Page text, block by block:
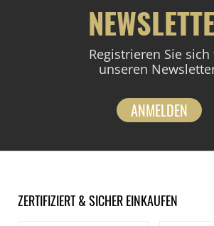
Registrieren Sie
unseren
ANMELDEN
ZERTIFIZIERT & SICHER EINKAUFEN